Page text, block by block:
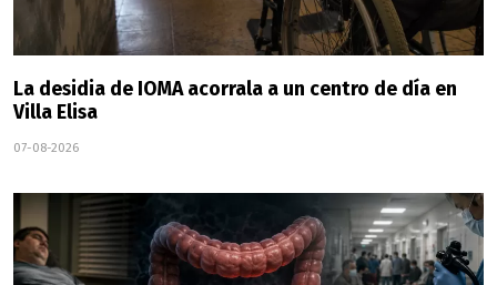
La desidia de IOMA acorrala a un centro de día en
Villa Elisa
07-08-2026